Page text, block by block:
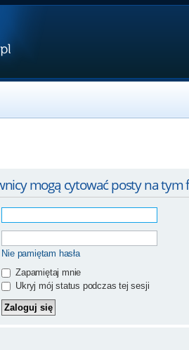
mogą cytować posty na tym
Nie pamiętam hasła
Zapamiętaj mnie
Ukryj mój status podczas tej sesji